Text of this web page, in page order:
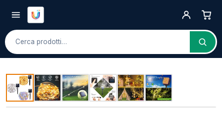
Cerca